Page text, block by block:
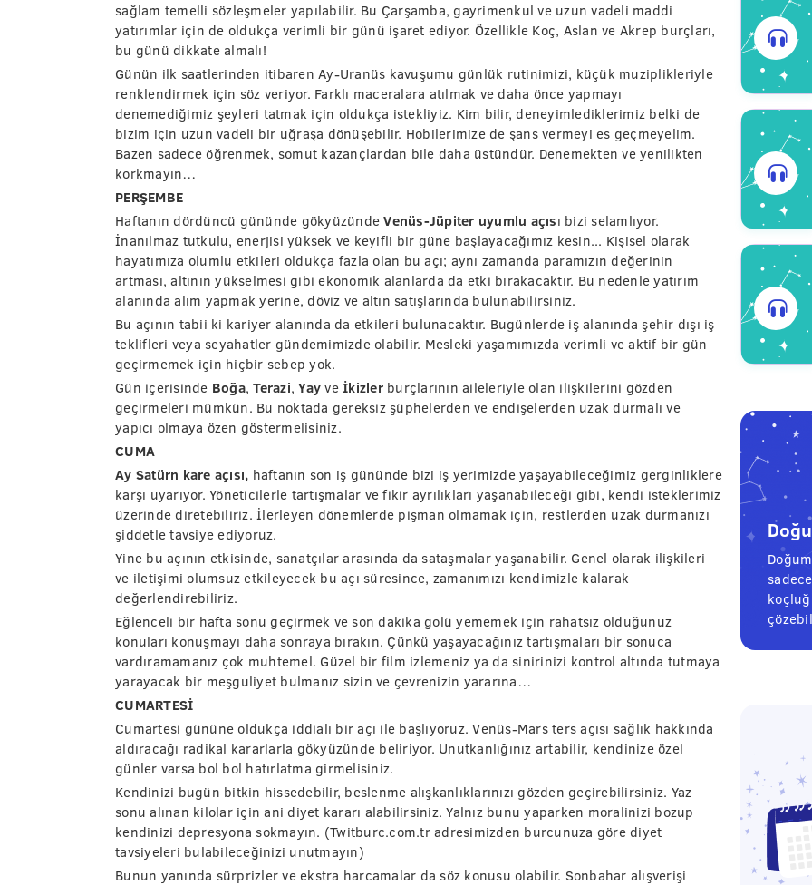
sağlam temelli sözleşmeler yapılabilir. Bu Çarşamba, gayrimenkul ve uzun vadeli maddi
yatırımlar için de oldukça verimli bir günü işaret ediyor. Özellikle Koç, Aslan ve Akrep burçları,
bu günü dikkate almalı!
Günün ilk saatlerinden itibaren Ay-Uranüs kavuşumu günlük rutinimizi, küçük muziplikleriyle
renklendirmek için söz veriyor. Farklı maceralara atılmak ve daha önce yapmayı
denemediğimiz şeyleri tatmak için oldukça istekliyiz. Kim bilir, deneyimlediklerimiz belki de
bizim için uzun vadeli bir uğraşa dönüşebilir. Hobilerimize de şans vermeyi es geçmeyelim.
Bazen sadece öğrenmek, somut kazançlardan bile daha üstündür. Denemekten ve yenilikten
korkmayın…
PERŞEMBE
Haftanın dördüncü gününde gökyüzündeVenüs-Jüpiter uyumlu açısı bizi selamlıyor.
İnanılmaz tutkulu, enerjisi yüksek ve keyifli bir güne başlayacağımız kesin... Kişisel olarak
hayatımıza olumlu etkileri oldukça fazla olan bu açı; aynı zamanda paramızın değerinin
artması, altının yükselmesi gibi ekonomik alanlarda da etki bırakacaktır. Bu nedenle yatırım
alanında alım yapmak yerine, döviz ve altın satışlarında bulunabilirsiniz.
Bu açının tabii ki kariyer alanında da etkileri bulunacaktır. Bugünlerde iş alanında şehir dışı iş
teklifleri veya seyahatler gündemimizde olabilir. Mesleki yaşamımızda verimli ve aktif bir gün
geçirmemek için hiçbir sebep yok.
Gün içerisinde Boğa,Terazi,Yayve İkizler burçlarının aileleriyle olan ilişkilerini gözden
geçirmeleri mümkün. Bu noktada gereksiz şüphelerden ve endişelerden uzak durmalı ve
yapıcı olmaya özen göstermelisiniz.
CUMA
Ay Satürn kare açısı, haftanın son iş gününde bizi iş yerimizde yaşayabileceğimiz gerginliklere
karşı uyarıyor. Yöneticilerle tartışmalar ve fikir ayrılıkları yaşanabileceği gibi, kendi isteklerimiz
üzerinde diretebiliriz. İlerleyen dönemlerde pişman olmamak için, restlerden uzak durmanızı
şiddetle tavsiye ediyoruz.
Yine bu açının etkisinde, sanatçılar arasında da sataşmalar yaşanabilir. Genel olarak ilişkileri
ve iletişimi olumsuz etkileyecek bu açı süresince, zamanımızı kendimizle kalarak
değerlendirebiliriz.
Eğlenceli bir hafta sonu geçirmek ve son dakika golü yememek için rahatsız olduğunuz
konuları konuşmayı daha sonraya bırakın. Çünkü yaşayacağınız tartışmaları bir sonuca
vardıramamanız çok muhtemel. Güzel bir film izlemeniz ya da sinirinizi kontrol altında tutmaya
yarayacak bir meşguliyet bulmanız sizin ve çevrenizin yararına…
CUMARTESİ
Cumartesi gününe oldukça iddialı bir açı ile başlıyoruz. Venüs-Mars ters açısı sağlık hakkında
aldıracağı radikal kararlarla gökyüzünde beliriyor. Unutkanlığınız artabilir, kendinize özel
günler varsa bol bol hatırlatma girmelisiniz.
Kendinizi bugün bitkin hissedebilir, beslenme alışkanlıklarınızı gözden geçirebilirsiniz. Yaz
sonu alınan kilolar için ani diyet kararı alabilirsiniz. Yalnız bunu yaparken moralinizi bozup
kendinizi depresyona sokmayın. (Twitburc.com.tr adresimizden burcunuza göre diyet
tavsiyeleri bulabileceğinizi unutmayın)
Bunun yanında sürprizler ve ekstra harcamalar da söz konusu olabilir. Sonbahar alışverişi